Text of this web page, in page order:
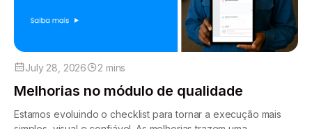
July 28, 2026 2 mins
Melhorias no módulo de qualidade
Estamos evoluindo o checklist para tornar a execução mais